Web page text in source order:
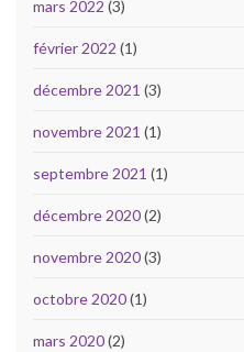
mars 2022 (3)
février 2022 (1)
décembre 2021 (3)
novembre 2021 (1)
septembre 2021 (1)
décembre 2020(2)
novembre 2020(3)
octobre 2020(1)
mars 2020(2)